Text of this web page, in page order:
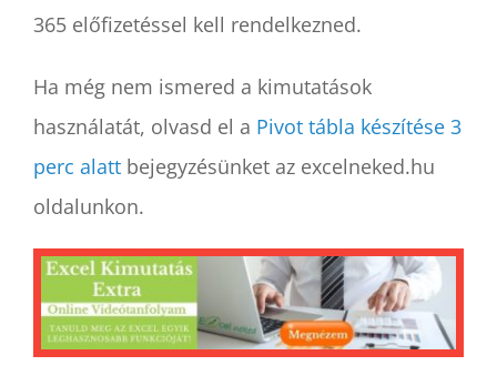
365 előfizetéssel kell rendelkezned.
Ha még nem ismered a kimutatások
használatát, olvasd el a Pivot tábla készítése 3
perc alatt bejegyzésünket az excelneked.hu
oldalunkon.